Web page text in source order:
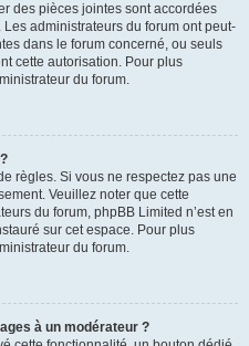
des pièces jointes sont accordées
administrateurs du forum ont peut-
dans le forum concerné, ou seuls
cette autorisation. Pour plus
du forum.
règles. Si vous ne respectez pas une
Veuillez noter que cette
du forum, phpBB Limited n’est en
sur cet espace. Pour plus
du forum.
à un modérateur ?